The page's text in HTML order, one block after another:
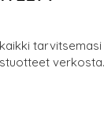
tarvitsemasi
verkosta.